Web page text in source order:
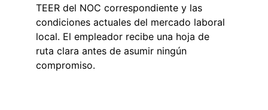
TEER del NOC correspondiente y las
condiciones actuales del mercado laboral
local. El empleador recibe una hoja de
ruta clara antes de asumir ningún
compromiso.